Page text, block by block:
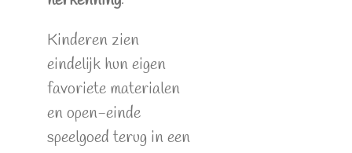
Kinderen zien
eindelijk hun eigen
favoriete materialen
en open-einde
speelgoed terug in een